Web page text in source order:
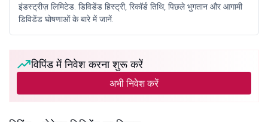
इंडस्ट्रीज़ लिमिटेड. डिविडेंड हिस्ट्री, रिकॉर्ड तिथि, पिछले भुगतान और आगामी
डिविडेंड घोषणाओं के बारे में जानें.
विपिंड में निवेश करना शुरू करें
अभी निवेश करें